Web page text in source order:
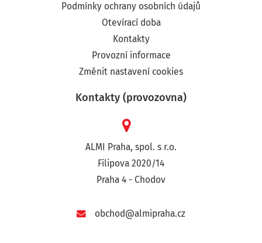
Podmínky ochrany osobních údajů
Otevírací doba
Kontakty
Provozní informace
Změnit nastavení cookies
Kontakty (provozovna)
ALMI Praha, spol. s r.o.
Filipova 2020/14
Praha 4 - Chodov
obchod@almipraha.cz